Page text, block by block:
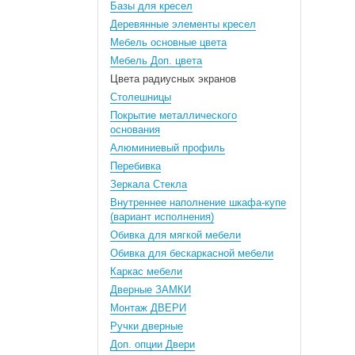
Базы для кресел
Деревянные элементы кресел
Мебель основные цвета
Мебель Доп. цвета
Цвета радиусных экранов
Столешницы
Покрытие металлического
основания
Алюминиевый профиль
Перебивка
Зеркала Стекла
Внутреннее наполнение шкафа-купе
(вариант исполнения)
Обивка для мягкой мебели
Обивка для бескаркасной мебели
Каркас мебели
Дверные ЗАМКИ
Монтаж ДВЕРИ
Ручки дверные
Доп. опции Двери